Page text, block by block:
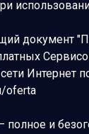
документ
Интернет
oferta
и